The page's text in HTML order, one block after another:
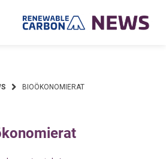
BIOÖKONOMIERAT